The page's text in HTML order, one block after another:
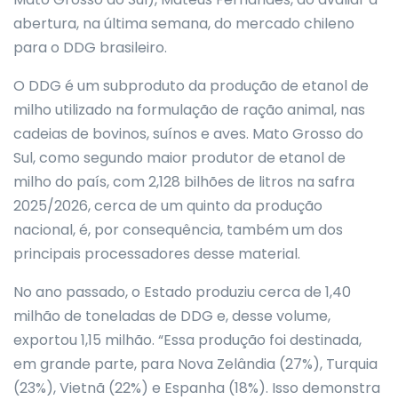
abertura, na última semana, do mercado chileno
para o DDG brasileiro.
O DDG é um subproduto da produção de etanol de
milho utilizado na formulação de ração animal, nas
cadeias de bovinos, suínos e aves. Mato Grosso do
Sul, como segundo maior produtor de etanol de
milho do país, com 2,128 bilhões de litros na safra
2025/2026, cerca de um quinto da produção
nacional, é, por consequência, também um dos
principais processadores desse material.
No ano passado, o Estado produziu cerca de 1,40
milhão de toneladas de DDG e, desse volume,
exportou 1,15 milhão. “Essa produção foi destinada,
em grande parte, para Nova Zelândia (27%), Turquia
(23%), Vietnã (22%) e Espanha (18%). Isso demonstra